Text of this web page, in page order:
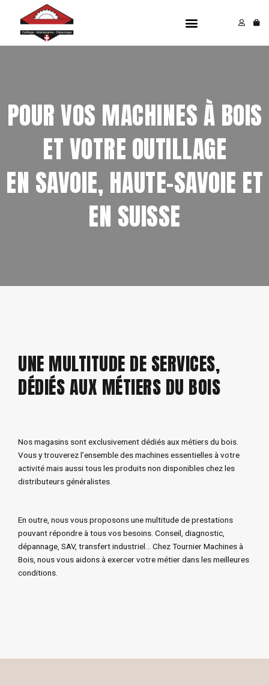
contenu
Menu
POUR VOS MACHINES À BOIS
ET VOTRE OUTILLAGE
EN SAVOIE, HAUTE-SAVOIE ET
EN SUISSE
UNE MULTITUDE DE SERVICES,
DÉDIÉS AUX MÉTIERS DU BOIS
Nos magasins sont exclusivement dédiés aux métiers du bois.
Vous y trouverez l’ensemble des machines essentielles à votre
activité mais aussi tous les produits non disponibles chez les
distributeurs généralistes.
En outre, nous vous proposons une multitude de prestations
pouvant répondre à tous vos besoins. Conseil, diagnostic,
dépannage, SAV, transfert industriel… Chez Tournier Machines à
Bois, nous vous aidons à exercer votre métier dans les meilleures
conditions.